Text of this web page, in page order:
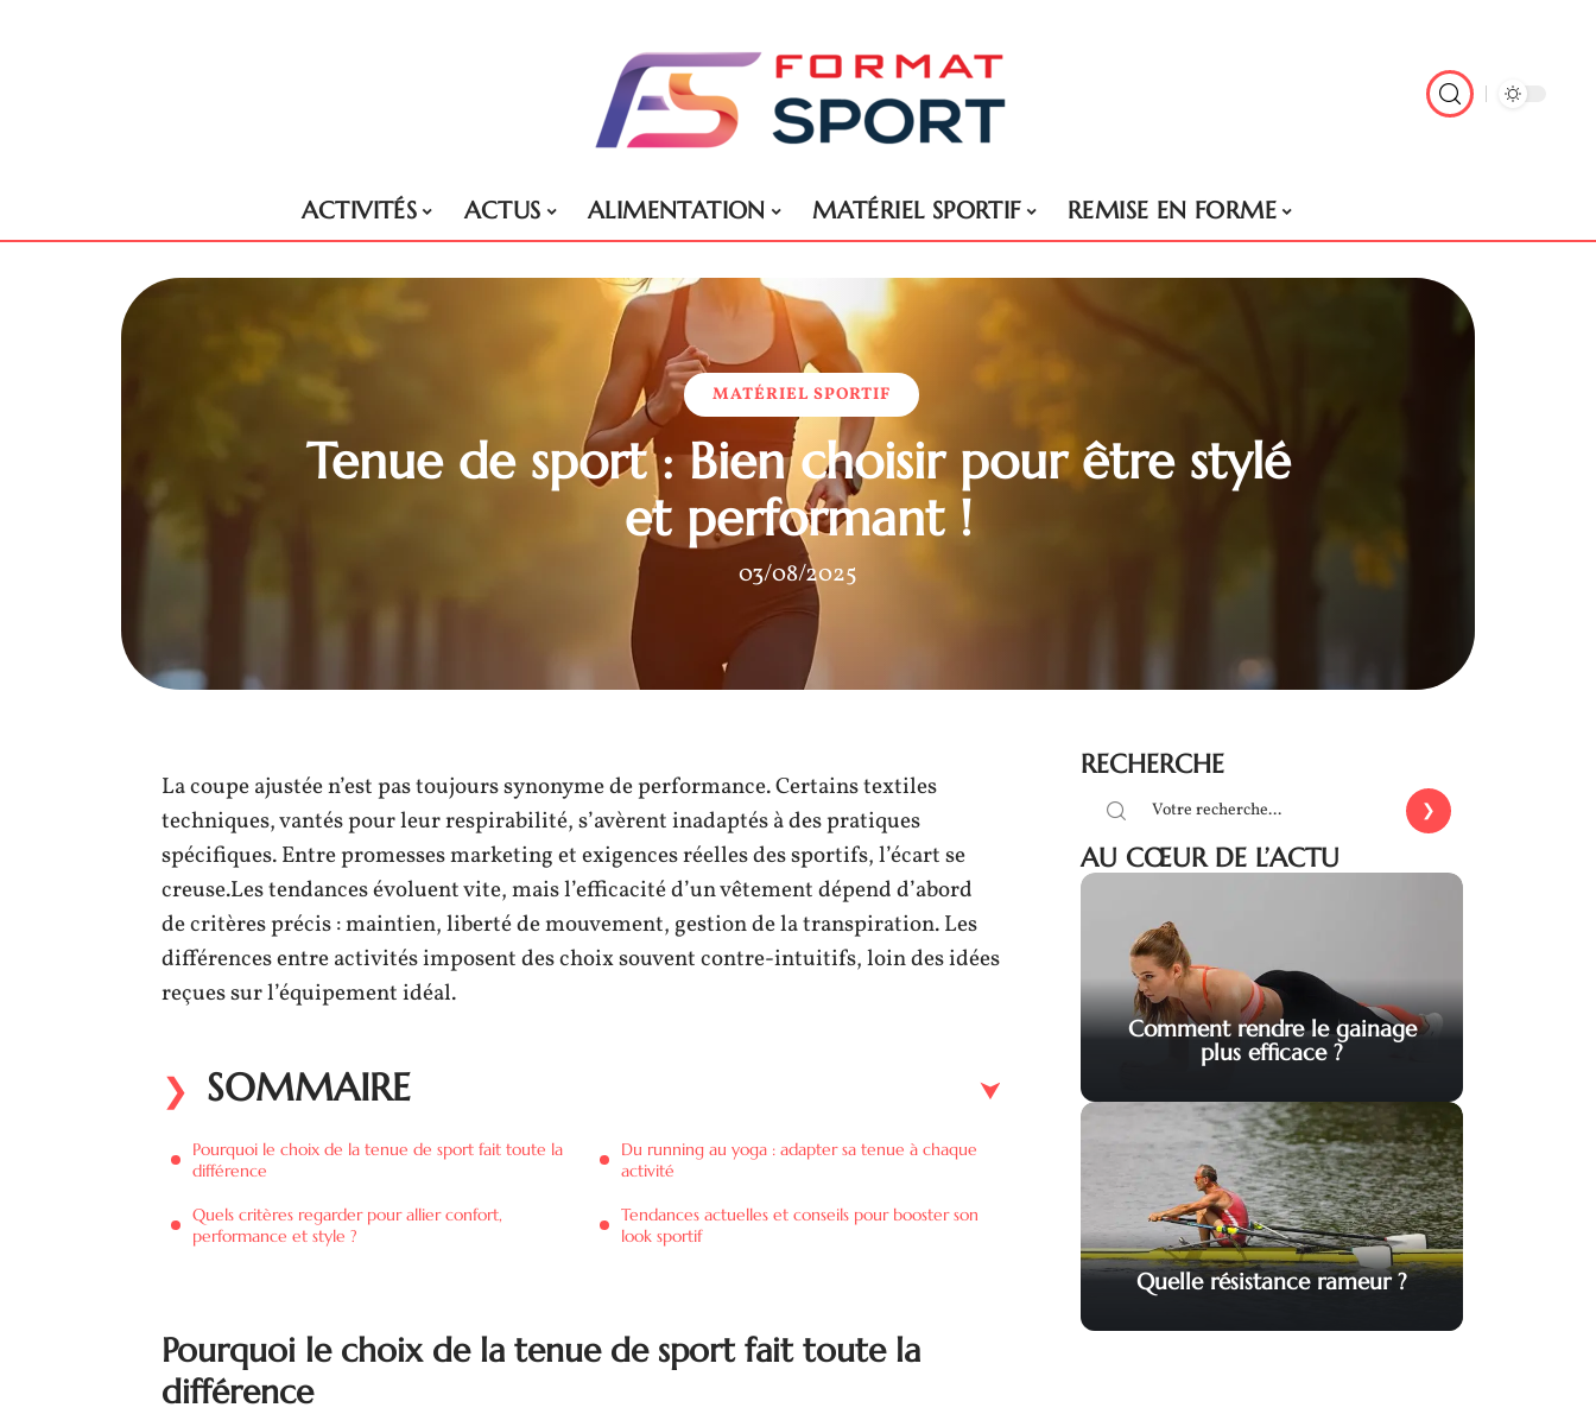
ACTIVITÉS ACTUS ALIMENTATION MATÉRIEL SPORTIF REMISE EN FORME
MATÉRIEL SPORTIF
Tenue de sport : Bien choisir pour être stylé
et performant !
03/08/2025
La coupe ajustée n’est pas toujours synonyme de performance. Certains textiles
techniques, vantés pour leur respirabilité, s’avèrent inadaptés à des pratiques
spécifiques. Entre promesses marketing et exigences réelles des sportifs, l’écart se
creuse.Les tendances évoluent vite, mais l’efficacité d’un vêtement dépend d’abord
de critères précis : maintien, liberté de mouvement, gestion de la transpiration. Les
différences entre activités imposent des choix souvent contre-intuitifs, loin des idées
reçues sur l’équipement idéal.
SOMMAIRE
Pourquoi le choix de la tenue de sport fait toute la
différence
Quels critères regarder pour allier confort,
performance et style ?
Du running au yoga : adapter sa tenue à chaque
activité
Tendances actuelles et conseils pour booster son
look sportif
Pourquoi le choix de la tenue de sport fait toute la
différence
RECHERCHE
AU CŒUR DE L’ACTU
Comment rendre le gainage
plus efficace ?
Quelle résistance rameur ?